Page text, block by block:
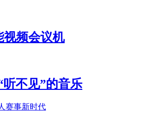
视频会议机
不见”的音乐